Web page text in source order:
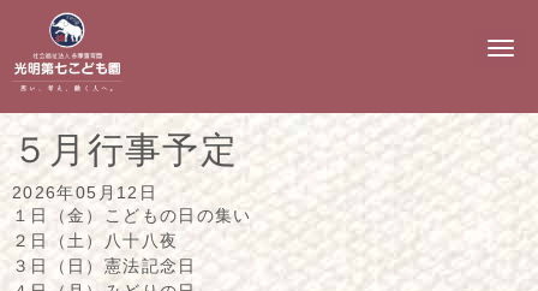
N
g
a
５月行事予定
2026年05月12日
１日（金）こどもの日の集い
２日（土）八十八夜
３日（日）憲法記念日